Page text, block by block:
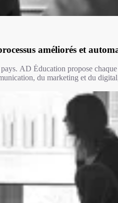
améliorés et
AD Éducation propose
du marketing et du